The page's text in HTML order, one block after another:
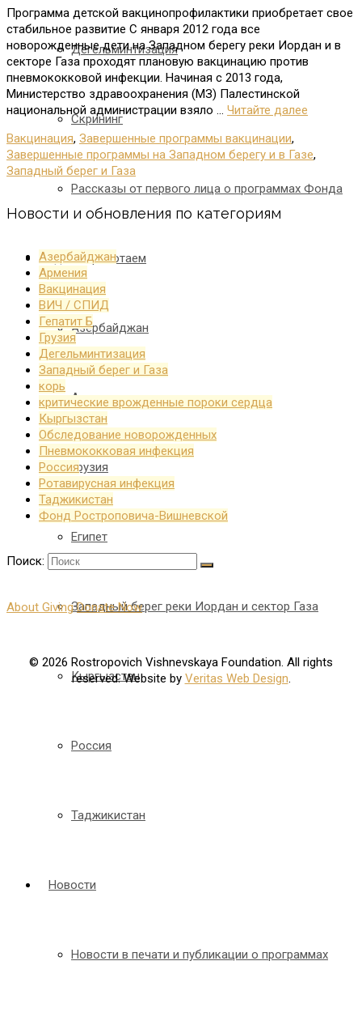
Дегельминтизация
Скрининг
Рассказы от первого лица о программах Фонда
Где мы работаем
Азербайджан
Армения
Грузия
Египет
Западный берег реки Иордан и сектор Газа
Кыргызстан
Россия
Таджикистан
Новости
Новости в печати и публикации о программах
Программа детской вакцинопрофилактики приобретает свое
стабильное развитие С января 2012 года все
новорожденные дети на Западном берегу реки Иордан и в
секторе Газа проходят плановую вакцинацию против
пневмококковой инфекции. Начиная с 2013 года,
Министерство здравоохранения (МЗ) Палестинской
национальной администрации взяло … Читайте далее
Вакцинация, Завершенные программы вакцинации,
Завершенные программы на Западном берегу и в Газе,
Западный берег и Газа
Новости и обновления по категориям
Азербайджан
Армения
Вакцинация
ВИЧ / СПИД
Гепатит Б
Грузия
Дегельминтизация
Западный берег и Газа
корь
критические врожденные пороки сердца
Кыргызстан
Обследование новорожденных
Пневмококковая инфекция
Россия
Ротавирусная инфекция
Таджикистан
Фонд Ростроповича-Вишневской
Поиск:
About Giving Donate Now
© 2026 Rostropovich Vishnevskaya Foundation. All rights
reserved. Website by Veritas Web Design.